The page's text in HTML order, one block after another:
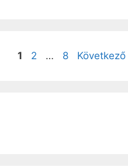
Oldal
1 Oldal
2 … Oldal
8 Következő